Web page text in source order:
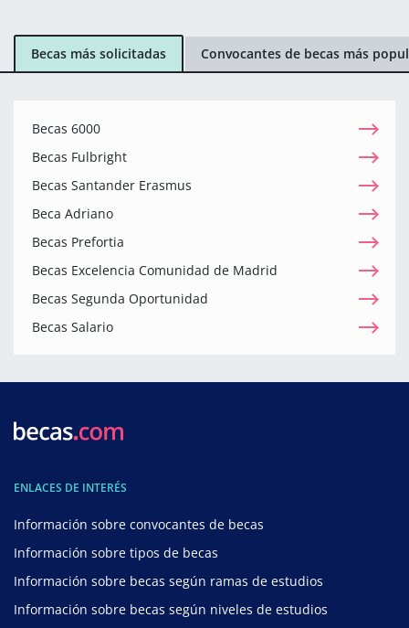
Becas más solicitadas Convocantes de becas más
Becas 6000
Becas Fulbright
Becas Santander Erasmus
Beca Adriano
Becas Prefortia
Becas Excelencia Comunidad de Madrid
Becas Segunda Oportunidad
Becas Salario
ENLACES DE INTERÉS
Información sobre convocantes de becas
Información sobre tipos de becas
Información sobre becas según ramas de estudios
Información sobre becas según niveles de estudios